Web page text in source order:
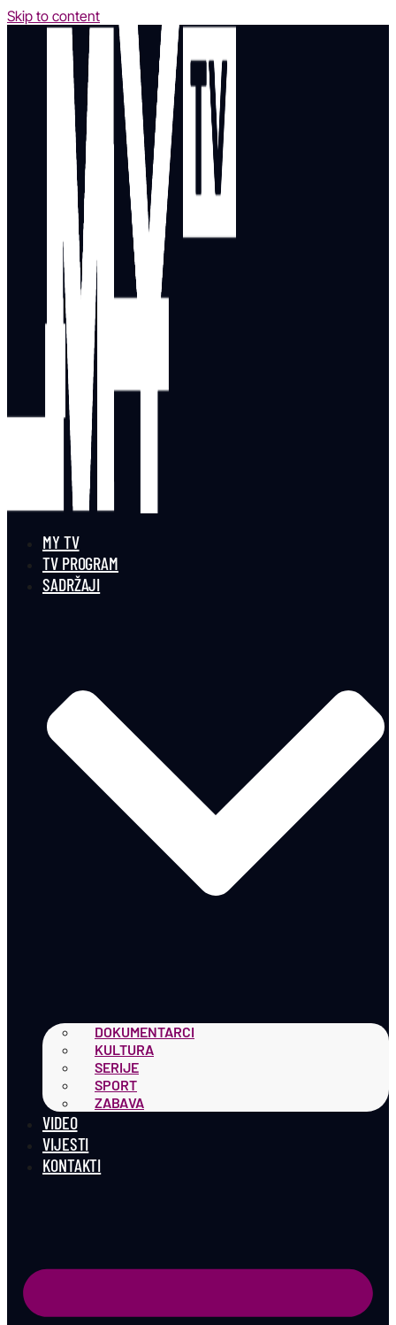
Skip to content
MY TV
TV PROGRAM
SADRŽAJI
DOKUMENTARCI
KULTURA
SERIJE
SPORT
ZABAVA
VIDEO
VIJESTI
KONTAKTI